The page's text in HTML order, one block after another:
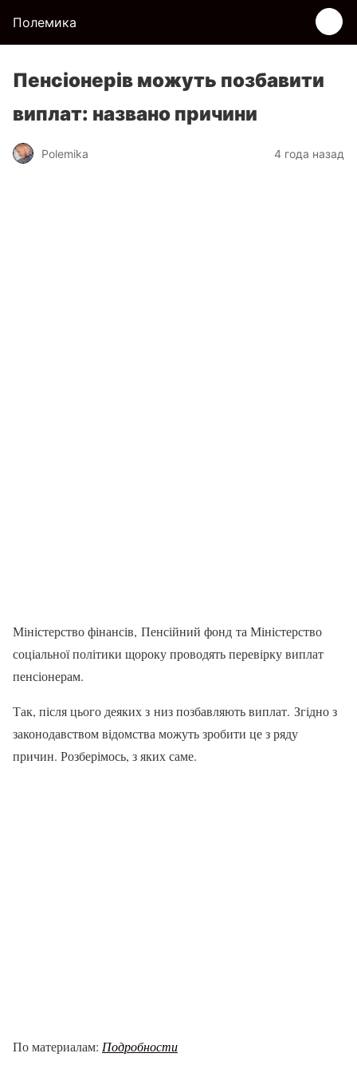
Полемика
Пенсіонерів можуть позбавити
виплат: названо причини
Polemika 4 года назад
Міністерство фінансів, Пенсійний фонд та Міністерство
соціальної політики щороку проводять перевірку виплат
пенсіонерам.
Так, після цього деяких з низ позбавляють виплат. Згідно з
законодавством відомства можуть зробити це з ряду
причин. Розберімось, з яких саме.
По материалам: Подробности